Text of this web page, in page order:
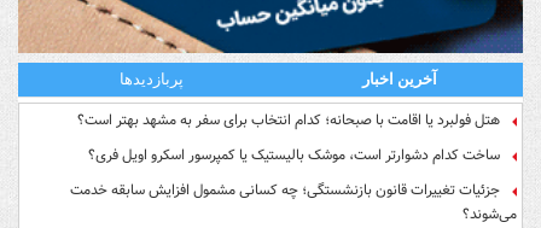
آخرین اخبار پربازدیدها
هتل فولبرد یا اقامت با صبحانه؛ کدام انتخاب برای سفر به مشهد بهتر است؟
ساخت کدام دشوارتر است، موشک بالیستیک یا کمپرسور اسکرو اویل فری؟
جزئیات تغییرات قانون بازنشستگی؛ چه کسانی مشمول افزایش سابقه خدمت
می‌شوند؟